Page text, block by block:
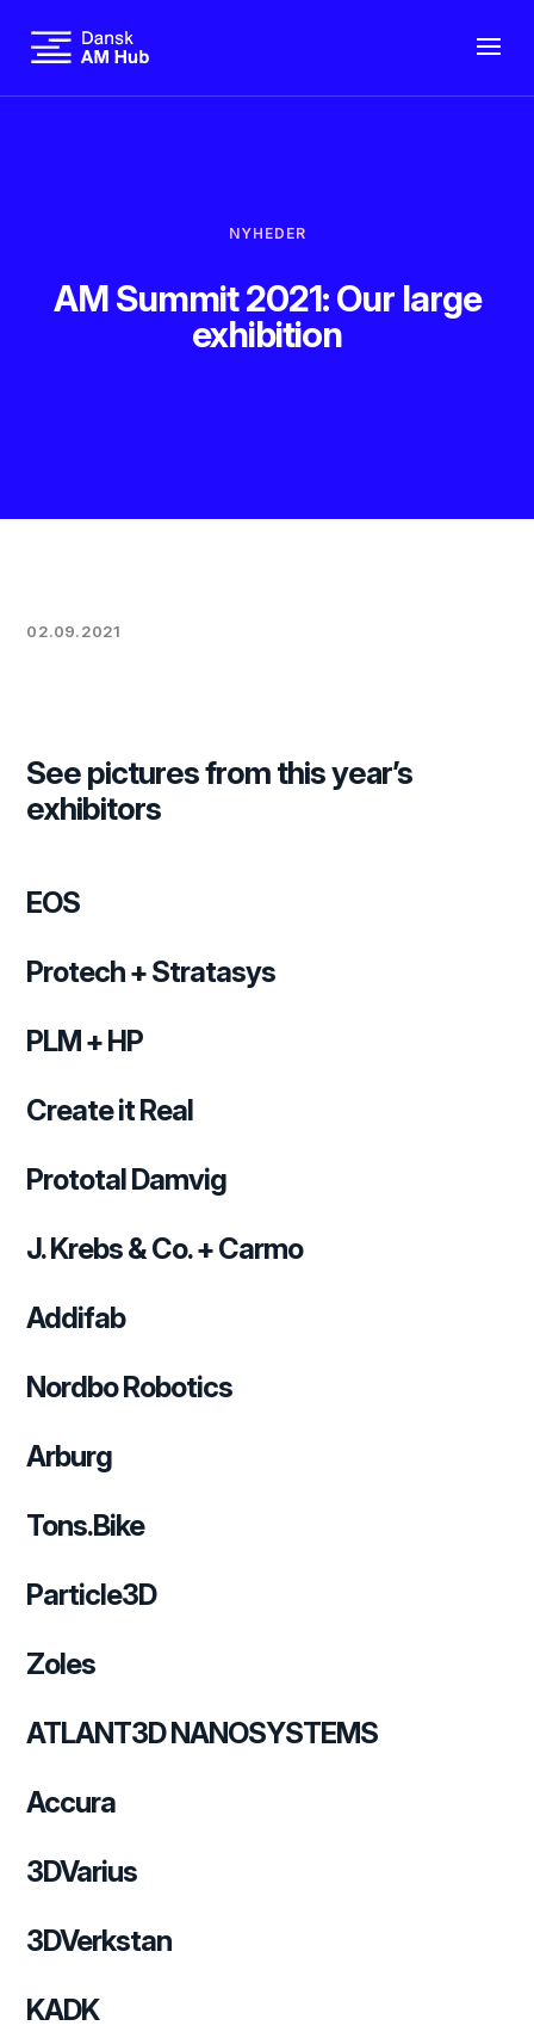
NYHEDER
AM Summit 2021: Our large
exhibition
02.09.2021
See pictures from this year’s
exhibitors
EOS
Protech + Stratasys
PLM + HP
Create it Real
Prototal Damvig
J. Krebs & Co. + Carmo
Addifab
Nordbo Robotics
Arburg
Tons.Bike
Particle3D
Zoles
ATLANT3D NANOSYSTEMS
Accura
3DVarius
3DVerkstan
KADK